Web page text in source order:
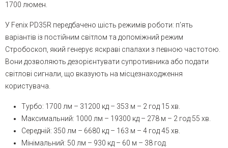
1700 люмен.
У Fenix PD35R передбачено шість режимів роботи: п'ять
варіантів із постійним світлом та допоміжний режим
Стробоскоп, який генерує яскраві спалахи з певною частотою.
Вони дозволяють дезорієнтувати супротивника або подати
світлові сигнали, що вказують на місцезнаходження
користувача.
Турбо: 1700 лм – 31200 кд – 353 м – 2 год 15 хв.
Максимальний: 1000 лм – 19300 кд – 278 м – 2 год 55 хв.
Середній: 350 лм – 6680 кд – 163 м – 4 год 45 хв.
Мінімальний: 50 лм – 930 кд – 60 м – 38 год.